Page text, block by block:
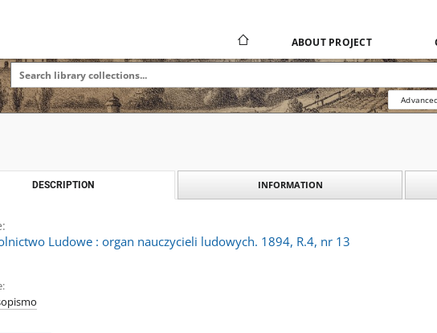
ABOUT PROJECT
DESCRIPTION INFORMATION
Ludowe : organ nauczycieli ludowych. 1894, R.4, nr 13